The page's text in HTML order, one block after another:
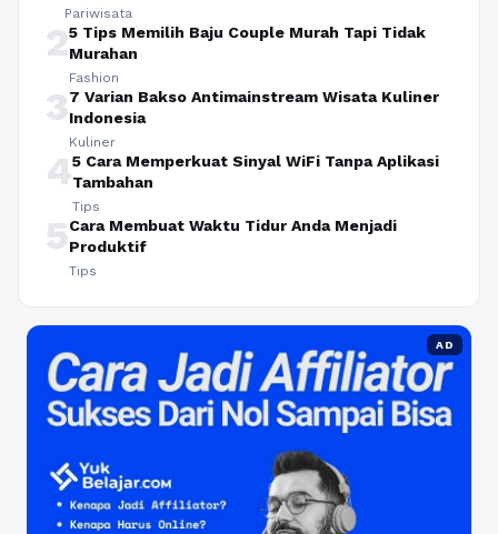
Pariwisata
25 Tips Memilih Baju Couple Murah Tapi Tidak
Murahan
Fashion
37 Varian Bakso Antimainstream Wisata Kuliner
Indonesia
Kuliner
45 Cara Memperkuat Sinyal WiFi Tanpa Aplikasi
Tambahan
Tips
5Cara Membuat Waktu Tidur Anda Menjadi
Produktif
Tips
AD